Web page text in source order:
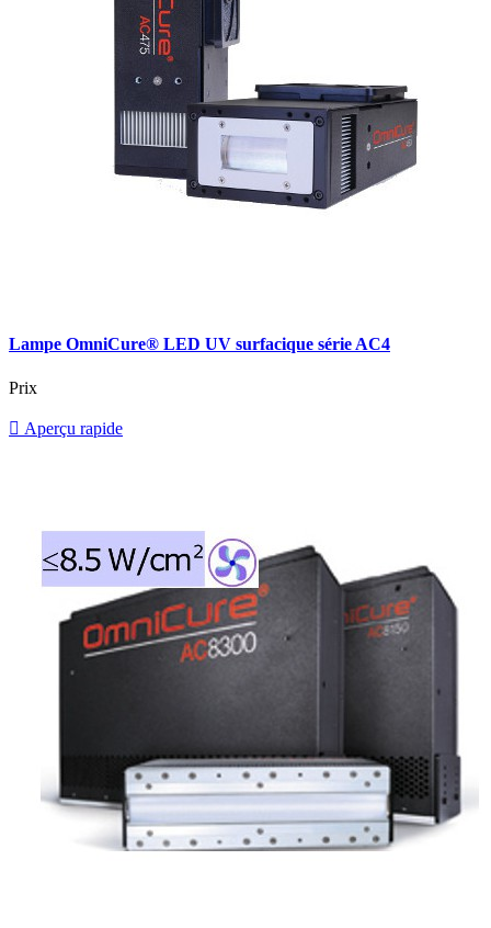
Lampe OmniCure® LED UV surfacique série AC4
Prix
 Aperçu rapide